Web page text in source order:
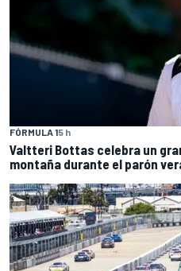
FÓRMULA 15 h
Valtteri Bottas celebra un
montaña durante el parón